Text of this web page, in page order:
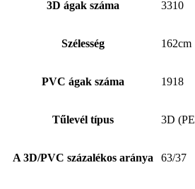
3D ágak száma 3310
Szélesség 162cm
PVC ágak száma 1918
Tűlevél típus 3D
A 3D/PVC százalékos aránya 63/37